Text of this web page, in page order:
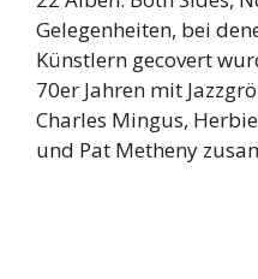
Gelegenheiten, bei
Künstlern gecovert
70er Jahren mit
Charles Mingus,
und Pat Metheny